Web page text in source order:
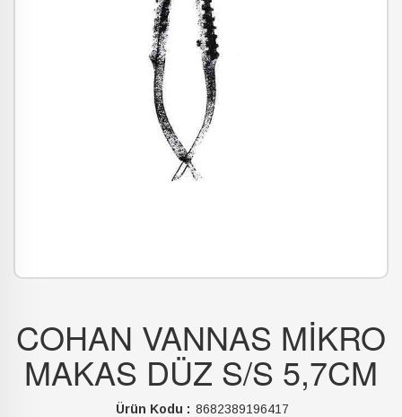
COHAN VANNAS MİKRO
MAKAS DÜZ S/S 5,7CM
Ürün Kodu : 8682389196417